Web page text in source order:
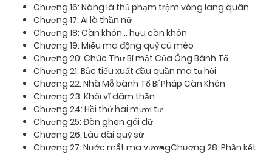
Chương 16: Nàng là thủ phạm trộm vòng lang quân
Chương 17: Ai là thần nữ
Chương 18: Càn khôn... hựu càn khôn
Chương 19: Miếu ma động quỷ cú mèo
Chương 20: Chúc Thư Bí mật Của Ông Bành Tổ
Chương 21: Bắc tiếu xuất đầu quần ma tụ hội
Chương 22: Nhà Mỗ bành Tổ Bí Pháp Càn Khôn
Chương 23: Khôi vĩ dâm thần
Chương 24: Hồi thứ hai mươi tư
Chương 25: Đòn ghen gái dữ
Chương 26: Lâu đài quỷ sứ
Chương 27: Nước mắt ma vươngChương 28: Phần kết